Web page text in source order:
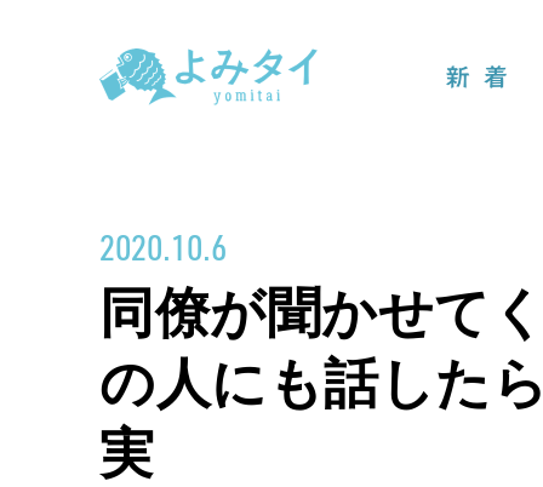
2020.10.6
同僚が聞かせて
の人にも話した
実